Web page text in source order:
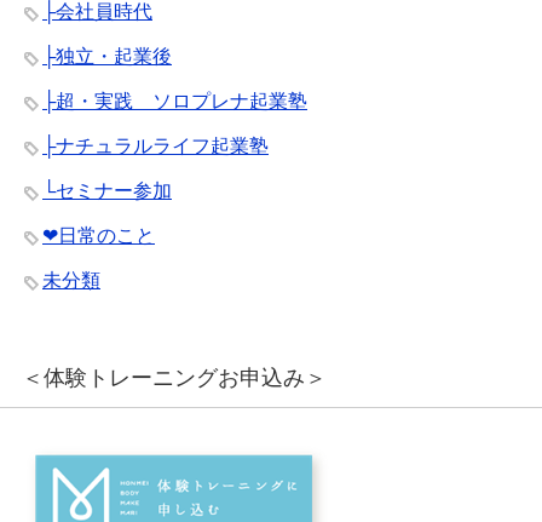
├会社員時代
├独立・起業後
├超・実践 ソロプレナ起業塾
├ナチュラルライフ起業塾
└セミナー参加
❤︎日常のこと
未分類
＜体験トレーニングお申込み＞